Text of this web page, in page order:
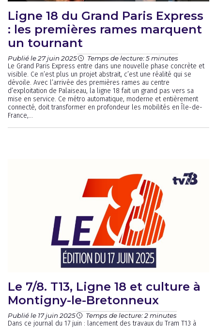
Ligne 18 du Grand Paris Express
: les premières rames marquent
un tournant
Publié le 27 juin 2025 Temps de lecture: 5 minutes
Le Grand Paris Express entre dans une nouvelle phase concrète et
visible. Ce n’est plus un projet abstrait, c’est une réalité qui se
dévoile. Avec l’arrivée des premières rames au centre
d’exploitation de Palaiseau, la ligne 18 fait un grand pas vers sa
mise en service. Ce métro automatique, moderne et entièrement
connecté, doit transformer en profondeur les mobilités en Île-de-
France,...
Le 7/8. T13, Ligne 18 et culture à
Montigny-le-Bretonneux
Publié le 17 juin 2025 Temps de lecture: 2 minutes
Dans ce journal du 17 juin : lancement des travaux du Tram T13 à